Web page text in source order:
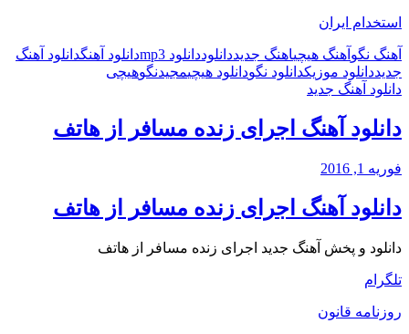
استخدام ایران
آهنگ نگو آهنگ هیچیاهنگ جدیددانلوددانلود mp3 دانلود آهنگدانلود آهنگ
جدیددانلود موزیکدانلود نگودانلود هیچیمجیدنگوهیچی
دانلود آهنگ جدید
دانلود آهنگ اجرای زنده مسافر از هاتف
فوریه 1, 2016
دانلود آهنگ اجرای زنده مسافر از هاتف
دانلود و پخش آهنگ جدید اجرای زنده مسافر از هاتف
تلگرام
روزنامه قانون